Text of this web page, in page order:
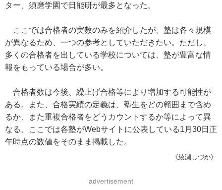
ター、須磨学園で日能研が最多となった。
ここでは合格者の実数のみを紹介したが、塾は各々規模
が異なるため、一つの参考としていただきたい。ただし、
多くの合格者を出している学校については、塾が豊富な情
報をもっている場合が多い。
合格者数は今後、繰上げ合格等により増加する可能性が
ある。また、合格実績の定義は、塾生をどの範囲まで含め
るか、また重複合格者をどうカウントするか等によって異
なる。ここでは各塾がWebサイトに公表している1月30日正
午時点の数値をそのまま掲載した。
《綾瀬しづか》
advertisement